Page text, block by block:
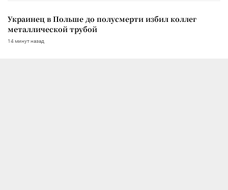
Украинец в Польше до полусмерти избил коллег
металлической трубой
14 минут назад